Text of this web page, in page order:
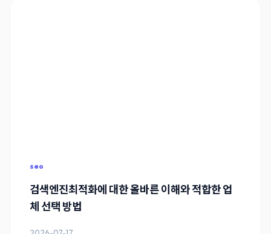
seo
검색엔진최적화에 대한 올바른 이해와 적합한 업
체 선택 방법